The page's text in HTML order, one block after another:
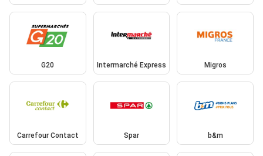
G20 Intermarché Express Migros
Carrefour Contact Spar b&m